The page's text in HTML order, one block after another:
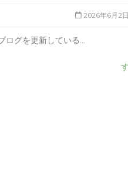
2026年6月2日
ログを更新している...